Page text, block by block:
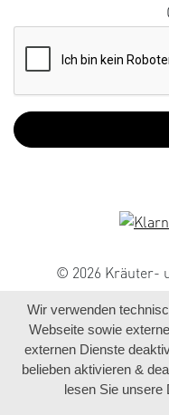
© 2026 Kräuter-
Wir verwenden
Webseite sowie
externen Dienste
belieben aktivieren &
lesen Sie unsere